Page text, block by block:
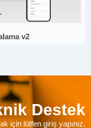
v2
Destek
için lütfen giriş yapınız.